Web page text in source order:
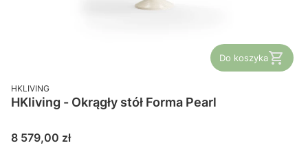
Do koszyka
PRODUCENT
HKLIVING
HKliving - Okrągły stół Forma Pearl
Cena
8 579,00 zł